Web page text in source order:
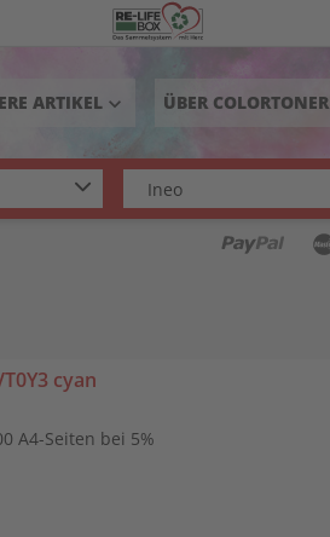
ARTIKEL keyboard_arrow_down ÜBER COLORTONER
cyan
A4-Seiten bei 5%